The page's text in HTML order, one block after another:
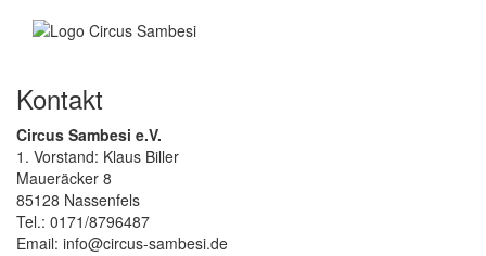
Kontakt
Circus Sambesi e.V.
1. Vorstand: Klaus Biller
Maueräcker 8
85128 Nassenfels
Tel.: 0171/8796487
Email: info@circus-sambesi.de